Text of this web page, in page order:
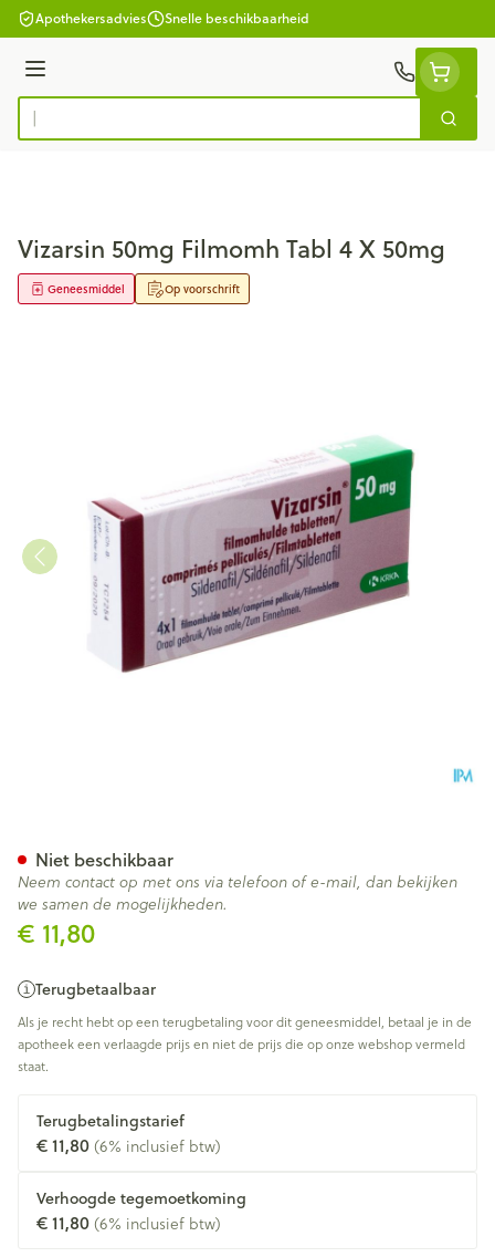
Ga naar de inhoud
Apothekersadvies Snelle beschikbaarheid
Menu
Product, merk, categorie...
Zoek
Vizarsin 50mg Filmomh Tabl 4 X 50mg
Op voorschrift
Geneesmiddel
€ 11,80
Terugbetaalbaar
Als je recht hebt op een terugbetaling voor dit geneesmiddel, betaal je in de
apotheek een verlaagde prijs en niet de prijs die op onze webshop vermeld
staat.
Terugbetalingstarief
€ 11,80(6% inclusief btw)
Verhoogde tegemoetkoming
€ 11,80(6% inclusief btw)
Niet beschikbaar
Neem contact op met ons via telefoon of e-mail, dan bekijken
we samen de mogelijkheden.